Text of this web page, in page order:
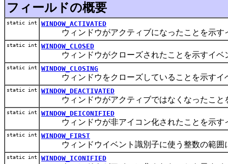
フィールドの概要
static int WINDOW_ACTIVATED
ウィンドウがアクティブになったことを示す
static int WINDOW_CLOSED
ウィンドウがクローズされたことを示すイベ
static int WINDOW_CLOSING
ウィンドウをクローズしていることを示すイ
static int WINDOW_DEACTIVATED
ウィンドウがアクティブではなくなったこと
static int WINDOW_DEICONIFIED
ウィンドウが非アイコン化されたことを示す
static int WINDOW_FIRST
ウィンドウイベント識別子に使う整数の範囲
static int WINDOW_ICONIFIED